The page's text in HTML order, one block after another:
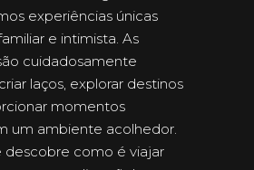
experiências únicas
e intimista. As
cuidadosamente
laços, explorar destinos
momentos
um ambiente acolhedor.
descobre como é viajar